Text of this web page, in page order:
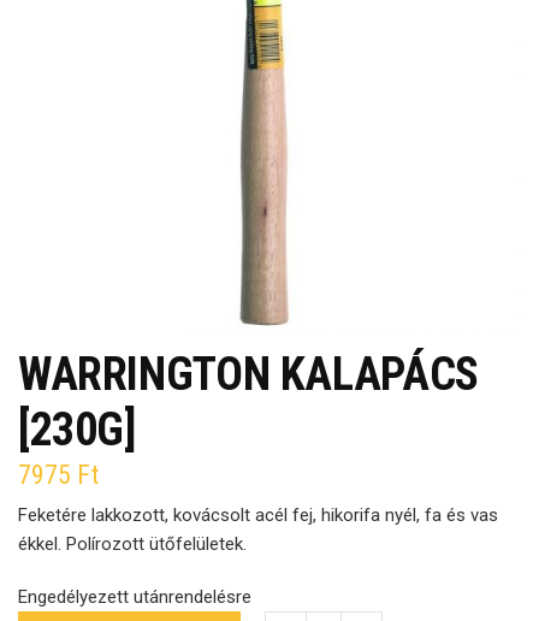
WARRINGTON KALAPÁCS
[230G]
7975 Ft
Feketére lakkozott, kovácsolt acél fej, hikorifa nyél, fa és vas
ékkel. Polírozott ütőfelületek.
Engedélyezett utánrendelésre